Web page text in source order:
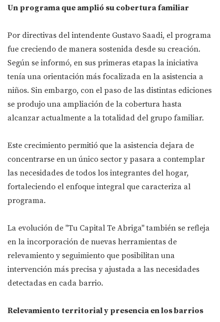
Un programa que amplió su cobertura familiar
Por directivas del intendente Gustavo Saadi, el programa
fue creciendo de manera sostenida desde su creación.
Según se informó, en sus primeras etapas la iniciativa
tenía una orientación más focalizada en la asistencia a
niños. Sin embargo, con el paso de las distintas ediciones
se produjo una ampliación de la cobertura hasta
alcanzar actualmente a la totalidad del grupo familiar.
Este crecimiento permitió que la asistencia dejara de
concentrarse en un único sector y pasara a contemplar
las necesidades de todos los integrantes del hogar,
fortaleciendo el enfoque integral que caracteriza al
programa.
La evolución de "Tu Capital Te Abriga" también se refleja
en la incorporación de nuevas herramientas de
relevamiento y seguimiento que posibilitan una
intervención más precisa y ajustada a las necesidades
detectadas en cada barrio.
Relevamiento territorial y presencia en los barrios